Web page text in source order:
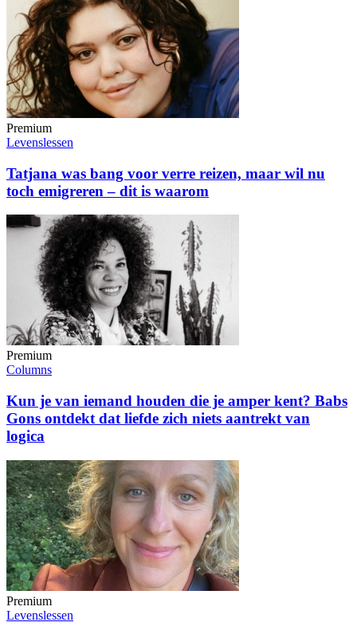
Premium
Levenslessen
Tatjana was bang voor verre reizen, maar wil nu
toch emigreren – dit is waarom
Premium
Columns
Kun je van iemand houden die je amper kent? Babs
Gons ontdekt dat liefde zich niets aantrekt van
logica
Premium
Levenslessen